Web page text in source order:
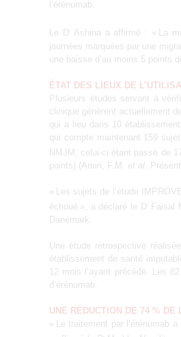
l’érénumab.
Le D Ashina a affirmé : « La
journées marquées par une
une baisse d’au moins 5 points
ÉTAT DES LIEUX DE
Plusieurs études servant à
clinique génèrent actuellement
qui a lieu dans 10
qui compte maintenant 159
NMJM, celui-ci étant passé de
points) (Amin, F.M. et al .
« Les sujets de l’étude
échoué », a déclaré le D
Faisal
Danemark.
Une étude rétrospective
établissement de santé
12 mois l’ayant précédé. Les
d’érénumab.
UNE RÉDUCTION DE 74 % DE
« Le traitement par